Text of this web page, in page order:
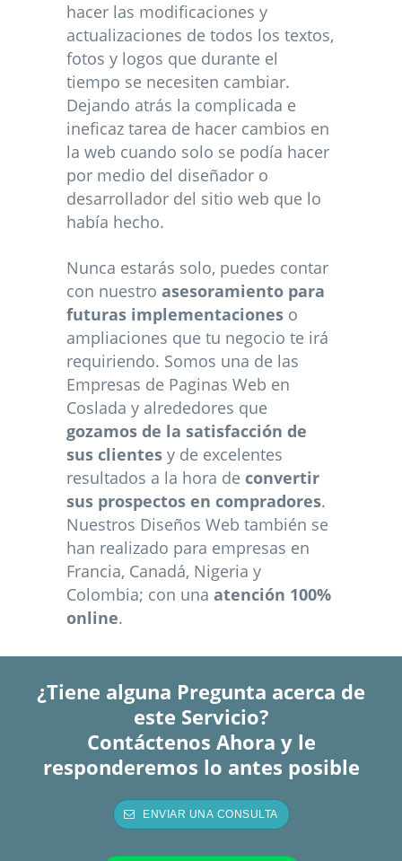
hacer las modificaciones y
actualizaciones de todos los textos,
fotos y logos que durante el
tiempo se necesiten cambiar.
Dejando atrás la complicada e
ineficaz tarea de hacer cambios en
la web cuando solo se podía hacer
por medio del diseñador o
desarrollador del sitio web que lo
había hecho.
Nunca estarás solo, puedes contar
con nuestro asesoramiento para
futuras implementaciones o
ampliaciones que tu negocio te irá
requiriendo. Somos una de las
Empresas de Paginas Web en
Coslada y alrededores que
gozamos de la satisfacción de
sus clientes y de excelentes
resultados a la hora de convertir
sus prospectos en compradores.
Nuestros Diseños Web también se
han realizado para empresas en
Francia, Canadá, Nigeria y
Colombia; con una atención 100%
online.
¿Tiene alguna Pregunta acerca de
este Servicio?
Contáctenos Ahora y le
responderemos lo antes posible